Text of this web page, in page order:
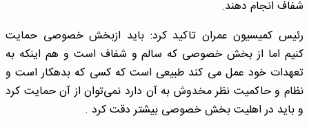
شفاف انجام دهند.
رئیس کمیسیون عمران تاکید کرد: باید ازبخش خصوصی حمایت
کنیم اما از بخش خصوصی که سالم و شفاف است و هم اینکه به
تعهدات خود عمل می کند طبیعی است که کسی که بدهکار است و
نظام و حاکمیت نظر مخدوش به آن دارد نمی‌توان از آن حمایت کرد
و باید در اهلیت بخش خصوصی بیشتر دقت کرد .